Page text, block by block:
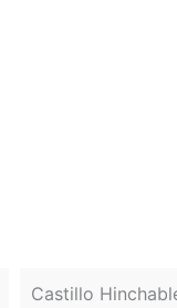
Castillo